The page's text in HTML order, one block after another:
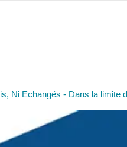
Ni Echangés - Dans la limite